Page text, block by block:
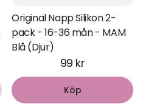
Original Napp Silikon 2-
pack - 16-36 mån - MAM
Blå (Djur)
99 kr
Köp